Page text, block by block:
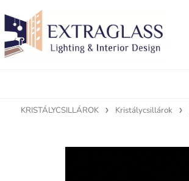
KRISTÁLYCSILLÁROK Kristálycsillárok